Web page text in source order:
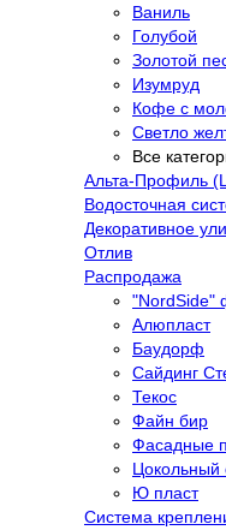
Ваниль
Голубой
Золотой
Изумруд
Кофе с
Светло
Все
Альта-Профиль
Водосточная
Декоративное
Отлив
Распродажа
"NordSide"
Алюпласт
Баудорф
Сайдинг
Текос
Файн бир
Фасадные
Цокольный
Ю пласт
Система